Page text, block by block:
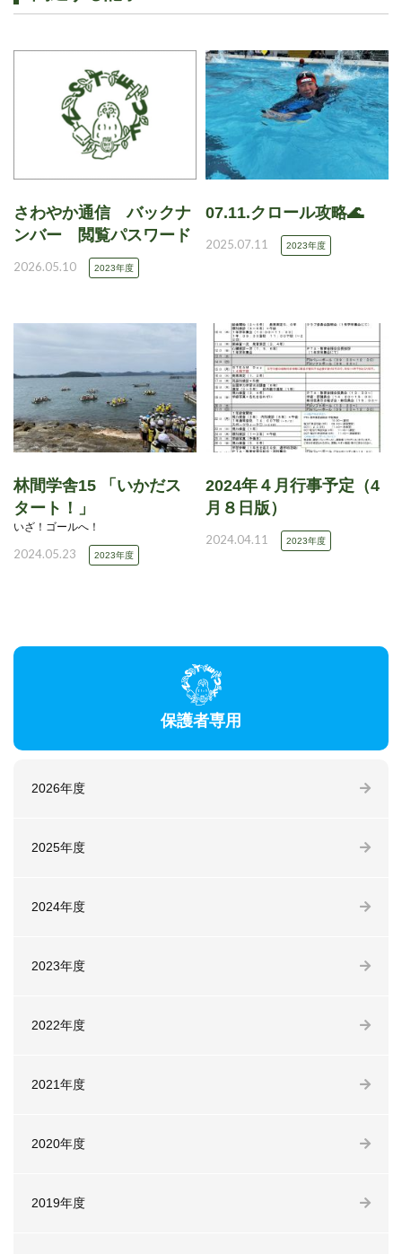
さわやか通信 バックナ
ンバー 閲覧パスワード
2026.05.10 2023年度
07.11.クロール攻略🌊
2025.07.11 2023年度
林間学舎15 「いかだス
タート！」
いざ！ゴールへ！
2024.05.23 2023年度
2024年４月行事予定（4
月８日版）
2024.04.11 2023年度
保護者専用
2026年度
2025年度
2024年度
2023年度
2022年度
2021年度
2020年度
2019年度